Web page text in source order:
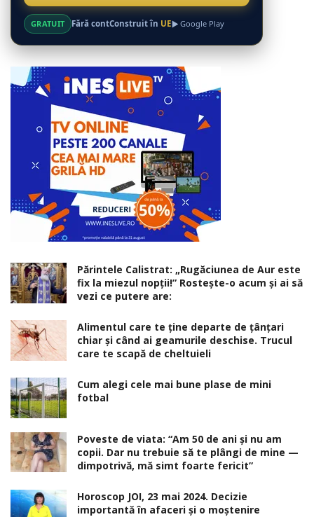
GRATUIT Fără contConstruit în UE Google Play
Părintele Calistrat: „Rugăciunea de Aur este
fix la miezul nopţii!” Rosteşte-o acum şi ai să
vezi ce putere are:
Alimentul care te ține departe de țânțari
chiar și când ai geamurile deschise. Trucul
care te scapă de cheltuieli
Cum alegi cele mai bune plase de mini
fotbal
Poveste de viata: “Am 50 de ani și nu am
copii. Dar nu trebuie să te plângi de mine —
dimpotrivă, mă simt foarte fericit”
Horoscop JOI, 23 mai 2024. Decizie
importantă în afaceri şi o moştenire